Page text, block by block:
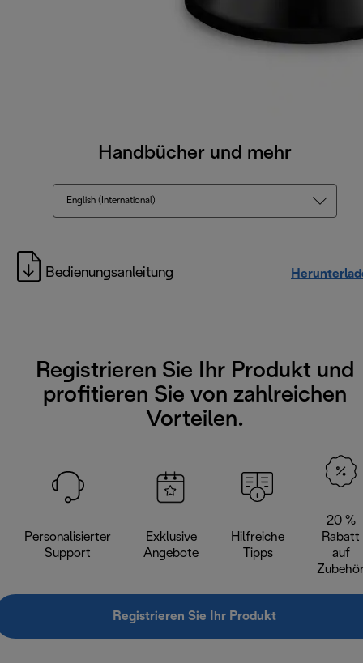
Handbücher und mehr
English (International)
Bedienungsanleitung
Registrieren Sie Ihr Produkt und
profitieren Sie von zahlreichen
Vorteilen.
Personalisierter
Support
Exklusive
Angebote
Hilfreiche
Tipps
20 %
Rabatt
auf
Registrieren Sie Ihr Produkt